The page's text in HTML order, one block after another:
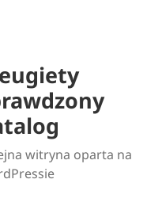
witryna oparta na